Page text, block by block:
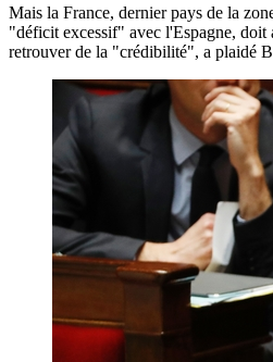
Mais la France, dernier pays de la
"déficit excessif" avec l'Espagne, doit
retrouver de la "crédibilité", a plaidé